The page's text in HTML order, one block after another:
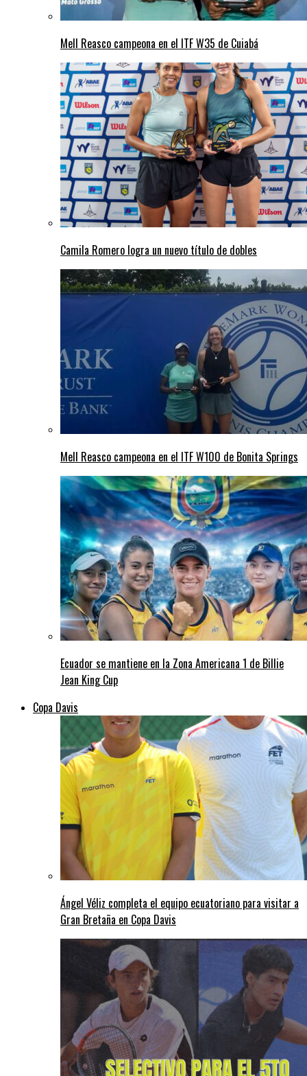
Mell Reasco campeona en el ITF W35 de Cuiabá
Camila Romero logra un nuevo título de dobles
Mell Reasco campeona en el ITF W100 de Bonita Springs
Ecuador se mantiene en la Zona Americana 1 de Billie
Jean King Cup
Copa Davis
Ángel Véliz completa el equipo ecuatoriano para visitar a
Gran Bretaña en Copa Davis